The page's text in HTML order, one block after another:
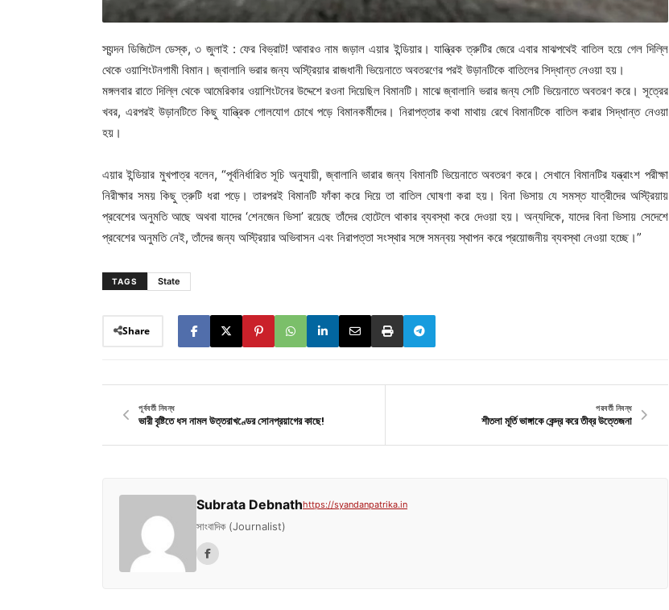
স্যন্দন ডিজিটেল ডেস্ক, ৩ জুলাই : ফের বিভ্রাট! আবারও নাম জড়াল এয়ার ইন্ডিয়ার। যান্ত্রিক ত্রুটির জেরে এবার মাঝপথেই বাতিল হয়ে গেল দিল্লি
থেকে ওয়াশিংটনগামী বিমান। জ্বালানি ভরার জন্য অস্ট্রিয়ার রাজধানী ভিয়েনাতে অবতরণের পরই উড়ানটিকে বাতিলের সিদ্ধান্ত নেওয়া হয়।
মঙ্গলবার রাতে দিল্লি থেকে আমেরিকার ওয়াশিংটনের উদ্দেশে রওনা দিয়েছিল বিমানটি। মাঝে জ্বালানি ভরার জন্য সেটি ভিয়েনাতে অবতরণ করে। সূত্রের
খবর, এরপরই উড়ানটিতে কিছু যান্ত্রিক গোলযোগ চোখে পড়ে বিমানকর্মীদের। নিরাপত্তার কথা মাথায় রেখে বিমানটিকে বাতিল করার সিদ্ধান্ত নেওয়া
হয়।
এয়ার ইন্ডিয়ার মুখপাত্র বলেন, “পূর্বনির্ধারিত সূচি অনুযায়ী, জ্বালানি ভারার জন্য বিমানটি ভিয়েনাতে অবতরণ করে। সেখানে বিমানটির যন্ত্রাংশ পরীক্ষা
নিরীক্ষার সময় কিছু ত্রুটি ধরা পড়ে। তারপরই বিমানটি ফাঁকা করে দিয়ে তা বাতিল ঘোষণা করা হয়। বিনা ভিসায় যে সমস্ত যাত্রীদের অস্ট্রিয়ায়
প্রবেশের অনুমতি আছে অথবা যাদের ‘শেনজেন ভিসা’ রয়েছে তাঁদের হোটেলে থাকার ব্যবস্থা করে দেওয়া হয়। অন্যদিকে, যাদের বিনা ভিসায় সেদেশে
প্রবেশের অনুমতি নেই, তাঁদের জন্য অস্ট্রিয়ার অভিবাসন এবং নিরাপত্তা সংস্থার সঙ্গে সমন্বয় স্থাপন করে প্রয়োজনীয় ব্যবস্থা নেওয়া হচ্ছে।”
TAGS State
Share
পূর্ববর্তী নিবন্ধ
ভারী বৃষ্টিতে ধস নামল উত্তরাখণ্ডের সোনপ্রয়াগের কাছে!
পরবর্তী নিবন্ধ
শীতলা মূর্তি ভাঙ্গাকে কেন্দ্র করে তীব্র উত্তেজনা
Subrata Debnathhttps://syandanpatrika.in
সাংবাদিক (Journalist)